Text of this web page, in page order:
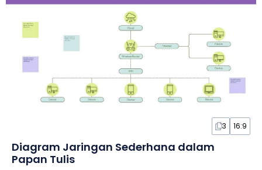
3 16:9
Diagram Jaringan Sederhana dalam
Papan Tulis